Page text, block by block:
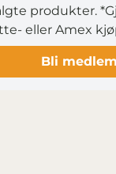
produkter.
eller Amex
Bli medlem